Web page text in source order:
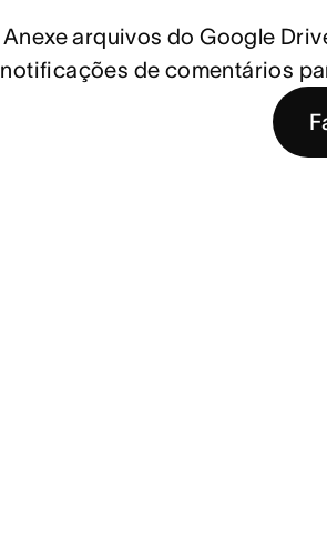
Anexe arquivos do Google
notificações de comentários